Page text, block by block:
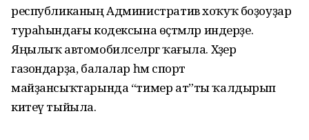
республиканың Административ хоҡуҡ боҙоуҙар
тураһындағы кодексына өҫтәмәләр индерҙе.
Яңылыҡ автомобилселәргә ҡағыла. Хәҙер
газондарҙа, балалар һәм спорт
майҙансыҡтарында “тимер ат”ты ҡалдырып
китеү тыйыла.